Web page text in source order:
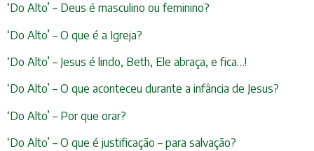
‘Do Alto’ – Deus é masculino ou feminino?
‘Do Alto’ – O que é a Igreja?
‘Do Alto’ – Jesus é lindo, Beth, Ele abraça, e fica…!
‘Do Alto’ – O que aconteceu durante a infância de Jesus?
‘Do Alto’ – Por que orar?
‘Do Alto’ – O que é justificação – para salvação?